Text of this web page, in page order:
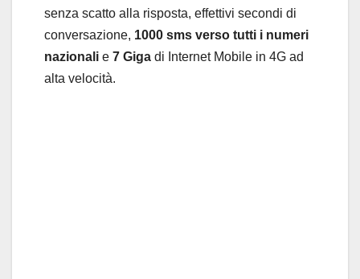
senza scatto alla risposta, effettivi secondi di
conversazione, 1000 sms verso tutti i numeri
nazionali e 7 Giga di Internet Mobile in 4G ad
alta velocità.